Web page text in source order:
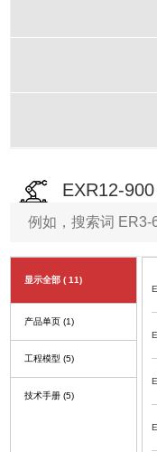
EXR12-
显示全部 ( 11)
产品单页 (1)
工程模型 (5)
技术手册 (5)